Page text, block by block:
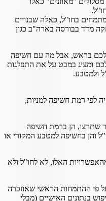
מתמחים בחו"ל, כאלה שבנויים
מדד בבורסה בארה"ב כגון
לכם בראש, אבל מה עם חשיפה
ומציג במבט על את התפלגות
ולמטבע.
לפי רמת חשיפה למניות,
שתרצו, הן ברמת חשיפה
והן בחשיפה למטבע המקורי או
האלו, לא לחו"ל ולא
פי ההתמחות הראשי שאוזכרה
בנתונים האישיים (מבלי